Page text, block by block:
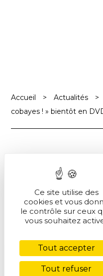
Accueil > Actualités >
cobayes ! » bientôt en
Abonnez-
SCF Info en
S'inscrire
Ce site utilise des
cookies et vous
le contrôle sur ceux
vous souhaitez
Tout accepter
Tout refuser